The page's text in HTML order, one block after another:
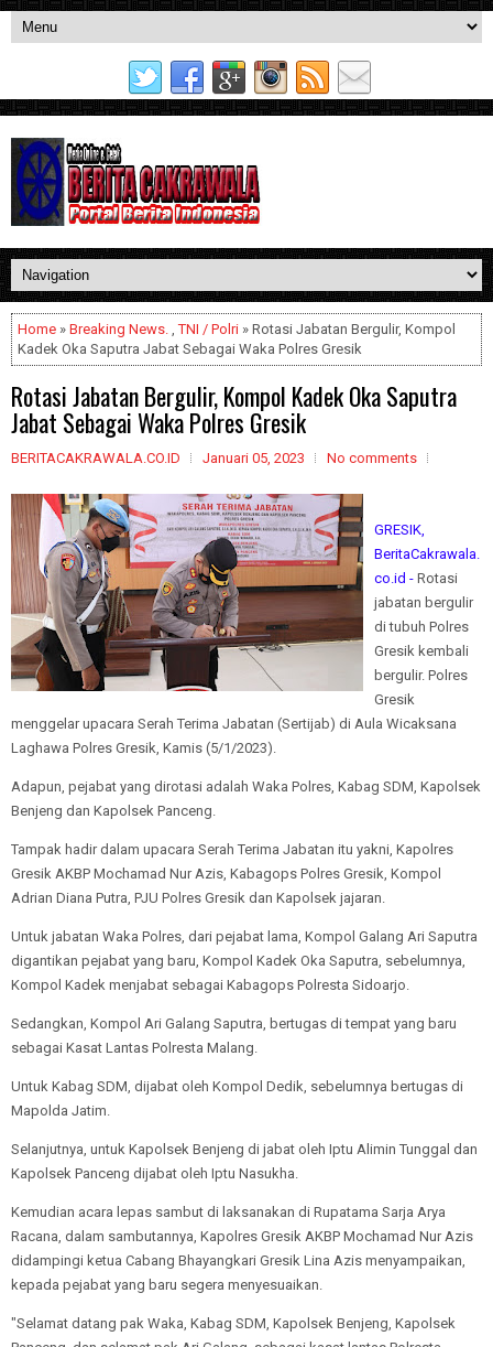
Home » Breaking News. ,TNI / Polri » Rotasi Jabatan Bergulir, Kompol
Kadek Oka Saputra Jabat Sebagai Waka Polres Gresik
Rotasi Jabatan Bergulir, Kompol Kadek Oka Saputra
Jabat Sebagai Waka Polres Gresik
BERITACAKRAWALA.CO.ID Januari 05, 2023 No comments
GRESIK,
BeritaCakrawala.
co.id - Rotasi
jabatan bergulir
di tubuh Polres
Gresik kembali
bergulir. Polres
Gresik
menggelar upacara Serah Terima Jabatan (Sertijab) di Aula Wicaksana
Laghawa Polres Gresik, Kamis (5/1/2023).
Adapun, pejabat yang dirotasi adalah Waka Polres, Kabag SDM, Kapolsek
Benjeng dan Kapolsek Panceng.
Tampak hadir dalam upacara Serah Terima Jabatan itu yakni, Kapolres
Gresik AKBP Mochamad Nur Azis, Kabagops Polres Gresik, Kompol
Adrian Diana Putra, PJU Polres Gresik dan Kapolsek jajaran.
Untuk jabatan Waka Polres, dari pejabat lama, Kompol Galang Ari Saputra
digantikan pejabat yang baru, Kompol Kadek Oka Saputra, sebelumnya,
Kompol Kadek menjabat sebagai Kabagops Polresta Sidoarjo.
Sedangkan, Kompol Ari Galang Saputra, bertugas di tempat yang baru
sebagai Kasat Lantas Polresta Malang.
Untuk Kabag SDM, dijabat oleh Kompol Dedik, sebelumnya bertugas di
Mapolda Jatim.
Selanjutnya, untuk Kapolsek Benjeng di jabat oleh Iptu Alimin Tunggal dan
Kapolsek Panceng dijabat oleh Iptu Nasukha.
Kemudian acara lepas sambut di laksanakan di Rupatama Sarja Arya
Racana, dalam sambutannya, Kapolres Gresik AKBP Mochamad Nur Azis
didampingi ketua Cabang Bhayangkari Gresik Lina Azis menyampaikan,
kepada pejabat yang baru segera menyesuaikan.
"Selamat datang pak Waka, Kabag SDM, Kapolsek Benjeng, Kapolsek